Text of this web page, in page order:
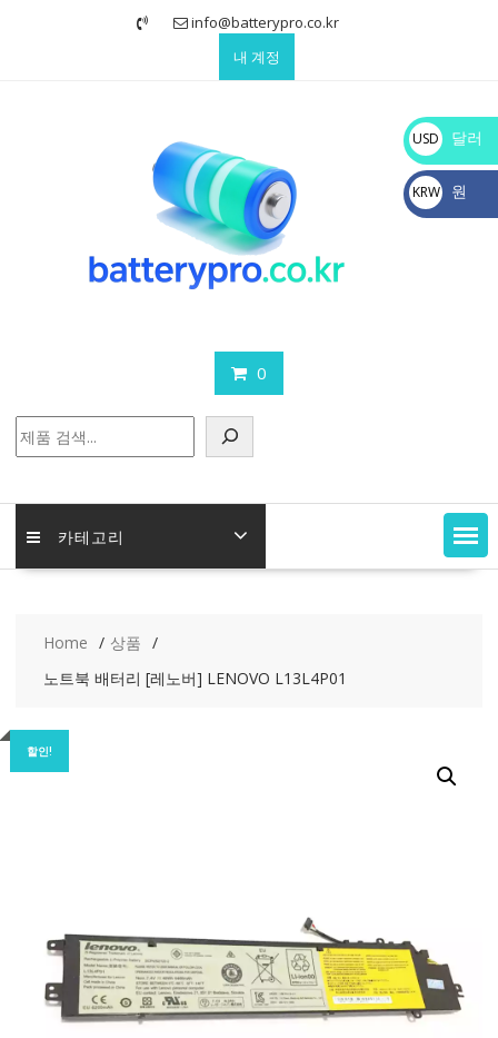
info@batterypro.co.kr
내 계정
0
색
카테고리
Home
상품
노트북 배터리 [레노버] LENOVO L13L4P01
할인!
USD
$
달러
KRW
₩
원